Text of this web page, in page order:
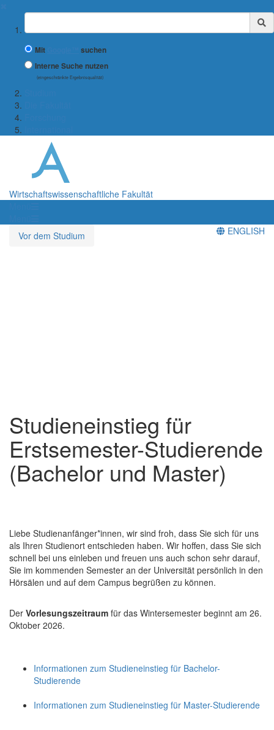
Suchbegriff
Mit
suchen
Interne Suche nutzen
(eingeschränkte Ergebnisqualität)
Wirtschaftswissenschaftliche Fakultät
Vor dem Studium
ENGLISH
Studieneinstieg für
Erstsemester-Studierende
(Bachelor und Master)
Liebe Studienanfänger*innen, wir sind froh, dass Sie sich für uns
als Ihren Studienort entschieden haben. Wir hoffen, dass Sie sich
schnell bei uns einleben und freuen uns auch schon sehr darauf,
Sie im kommenden Semester an der Universität persönlich in den
Hörsälen und auf dem Campus begrüßen zu können.
Der Vorlesungszeitraum für das Wintersemester beginnt am 26.
Oktober 2026.
Informationen zum Studieneinstieg für Bachelor-
Studierende
Informationen zum Studieneinstieg für Master-Studierende